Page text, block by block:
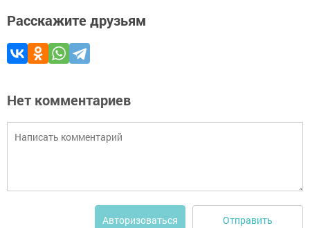
Расскажите друзьям
Нет комментариев
Авторизоваться Отправить